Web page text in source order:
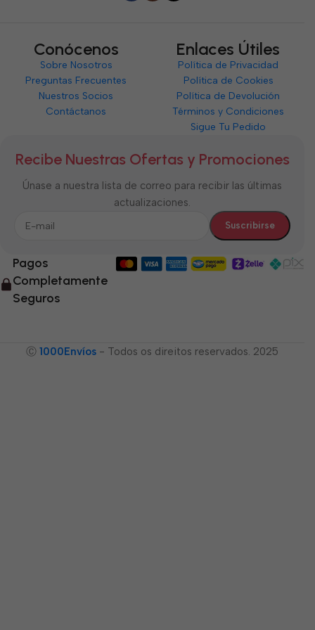
Conócenos
Sobre Nosotros
Preguntas Frecuentes
Nuestros Socios
Contáctanos
Enlaces Útiles
Política de Privacidad
Política de Cookies
Política de Devolución
Términos y Condiciones
Sigue Tu Pedido
Recibe Nuestras Ofertas y Promociones
Únase a nuestra lista de correo para recibir las últimas
actualizaciones.
Pagos
Completamente
Seguros
Ⓒ 1000Envíos - Todos os direitos reservados. 2025